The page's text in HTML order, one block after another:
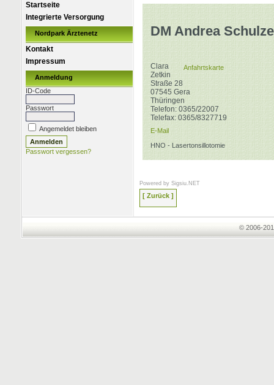
Startseite
Integrierte Versorgung
Nordpark Ärztenetz
Kontakt
Impressum
Anmeldung
ID-Code
Passwort
Angemeldet bleiben
Passwort vergessen?
DM Andrea Schulze
Anfahrtskarte
Clara
Zetkin
Straße 28
07545 Gera
Thüringen
Telefon: 0365/22007
Telefax: 0365/8327719
E-Mail
HNO - Lasertonsillotomie
Powered by Sigsiu.NET
[ Zurück ]
© 2006-